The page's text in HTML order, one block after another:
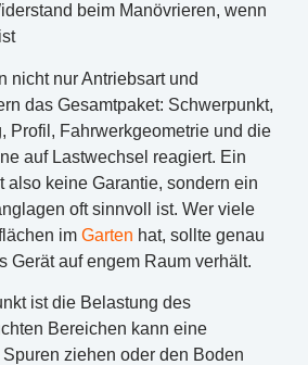
beim Manövrieren, wenn
nicht nur Antriebsart und
das Gesamtpaket: Schwerpunkt,
Profil, Fahrwerkgeometrie und die
auf Lastwechsel reagiert. Ein
also keine Garantie, sondern ein
oft sinnvoll ist. Wer viele
im Garten hat, sollte genau
Gerät auf engem Raum verhält.
ist die Belastung des
Bereichen kann eine
ziehen oder den Boden